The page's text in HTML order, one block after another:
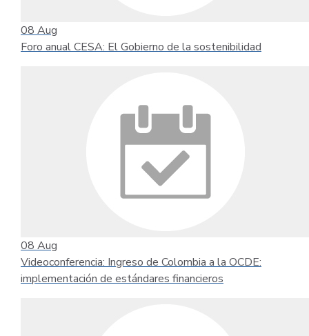
08 Aug
Foro anual CESA: El Gobierno de la sostenibilidad
08 Aug
Videoconferencia: Ingreso de Colombia a la OCDE:
implementación de estándares financieros